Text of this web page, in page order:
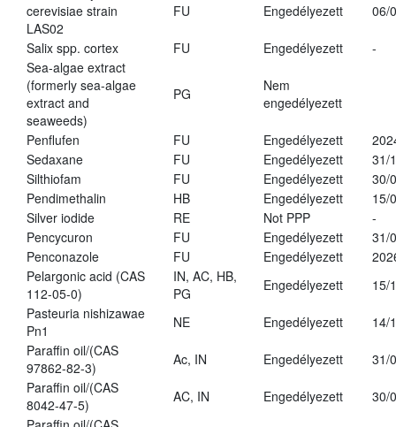
cerevisiae strain
LAS02
FU Engedélyezett 06/
Salix spp. cortex FU Engedélyezett
-
Sea-algae extract
(formerly sea-algae
extract and
seaweeds)
PG
Nem
engedélyezett
Penflufen FU Engedélyezett
Sedaxane
FU Engedélyezett
31/
Silthiofam
FU Engedélyezett
30/
Pendimethalin
HB Engedélyezett
15/
Silver iodide
RE Not PPP
-
Pencycuron
FU Engedélyezett
31/
Penconazole
FU Engedélyezett
Pelargonic acid (CAS
112-05-0)
IN, AC, HB,
PG
Engedélyezett
15/
Pasteuria nishizawae
Pn1
NE Engedélyezett
14/
Paraffin oil/(CAS
97862-82-3)
Ac, IN Engedélyezett
31/
Paraffin oil/(CAS
8042-47-5)
AC, IN Engedélyezett
30/